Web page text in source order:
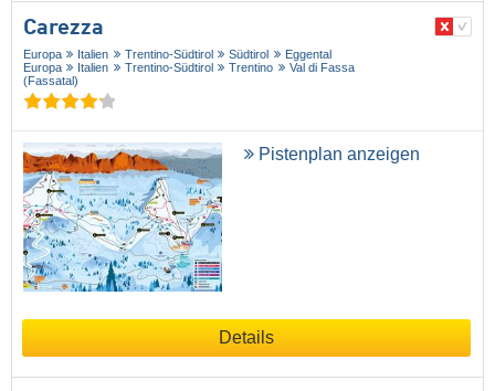
Carezza
Europa Italien Trentino-Südtirol Südtirol
Eggental
Europa
Italien Trentino-Südtirol Trentino
Val di Fassa
(Fassatal)
Pistenplan anzeigen
Details